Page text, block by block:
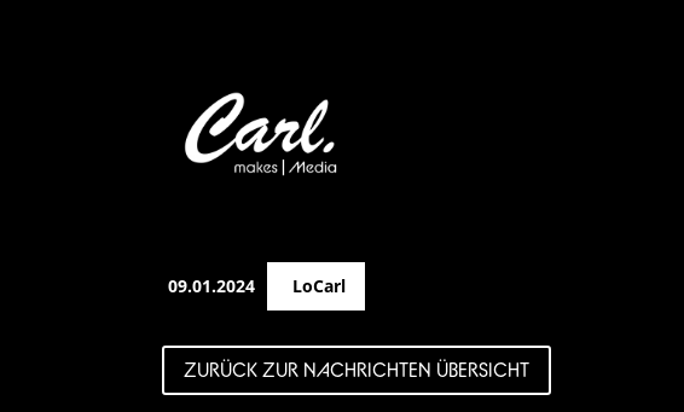
09.01.2024 LoCarl
ZURÜCK ZUR NACHRICHTEN ÜBERSICHT